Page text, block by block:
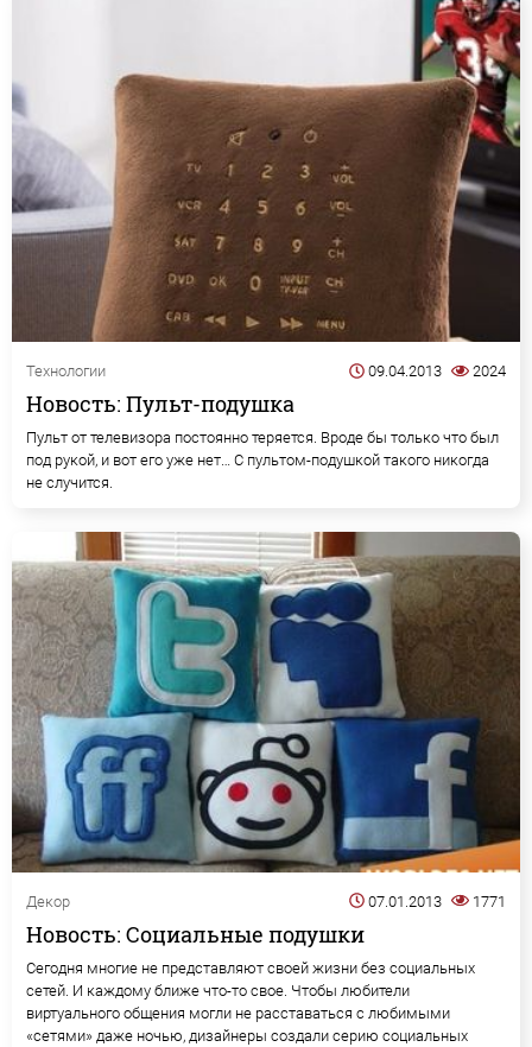
Технологии 09.04.2013 2024
Новость: Пульт-подушка
Пульт от телевизора постоянно теряется. Вроде бы только что был
под рукой, и вот его уже нет… С пультом-подушкой такого никогда
не случится.
Декор 07.01.2013 1771
Новость: Социальные подушки
Сегодня многие не представляют своей жизни без социальных
сетей. И каждому ближе что-то свое. Чтобы любители
виртуального общения могли не расставаться с любимыми
«сетями» даже ночью, дизайнеры создали серию социальных